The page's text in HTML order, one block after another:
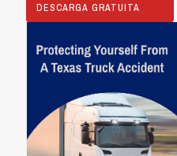
DESCARGA GRATUITA